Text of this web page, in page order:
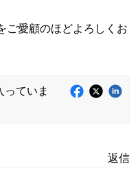
ご愛顧のほどよろしくお
っていま
返信